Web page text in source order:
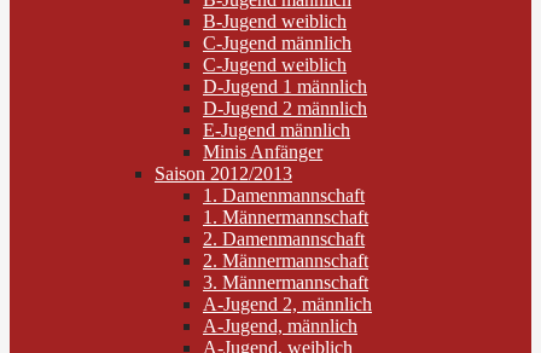
B-Jugend weiblich
C-Jugend männlich
C-Jugend weiblich
D-Jugend 1 männlich
D-Jugend 2 männlich
E-Jugend männlich
Minis Anfänger
Saison 2012/2013
1. Damenmannschaft
1. Männermannschaft
2. Damenmannschaft
2. Männermannschaft
3. Männermannschaft
A-Jugend 2, männlich
A-Jugend, männlich
A-Jugend, weiblich